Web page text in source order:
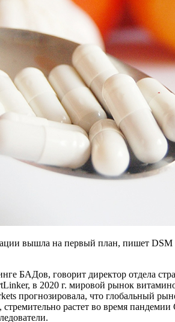
вышла на первый план, пишет
БАДов, говорит директор отдела
в 2020 г. мировой рынок
прогнозировала, что глобальный
растет во время